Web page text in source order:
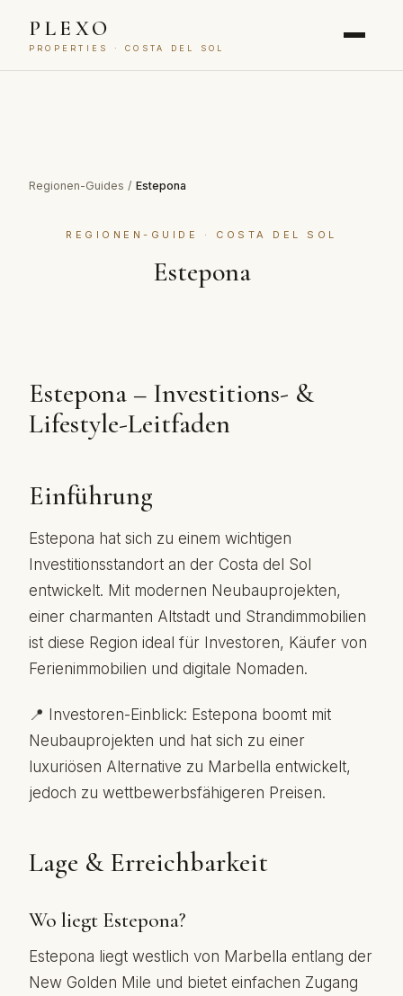
PLEXO
PROPERTIES · COSTA DEL SOL
Regionen-Guides / Estepona
REGIONEN-GUIDE · COSTA DEL SOL
Estepona
Estepona – Investitions- &
Lifestyle-Leitfaden
Einführung
Estepona hat sich zu einem wichtigen
Investitionsstandort an der Costa del Sol
entwickelt. Mit modernen Neubauprojekten,
einer charmanten Altstadt und Strandimmobilien
ist diese Region ideal für Investoren, Käufer von
Ferienimmobilien und digitale Nomaden.
📍 Investoren-Einblick: Estepona boomt mit
Neubauprojekten und hat sich zu einer
luxuriösen Alternative zu Marbella entwickelt,
jedoch zu wettbewerbsfähigeren Preisen.
Lage & Erreichbarkeit
Wo liegt Estepona?
Estepona liegt westlich von Marbella entlang der
New Golden Mile und bietet einfachen Zugang